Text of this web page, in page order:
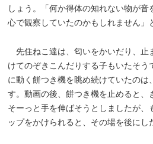
しょう。「何か得体の知れない物が
心で観察していたのかもしれません」
先住ねこ達は、匂いをかいだり、止
けてのぞきこんだりする子もいたそう
に動く餅つき機を眺め続けていたの
す。動画の後、餅つき機を止めると、
そーっと手を伸ばそうとしましたが、
ップをかけられると、その場を後にし